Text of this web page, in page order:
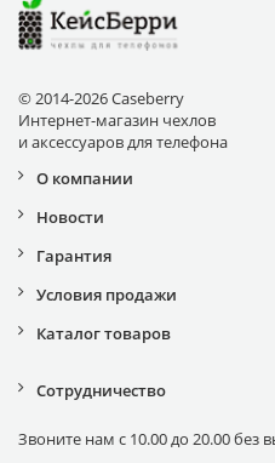
© 2014-2026 Caseberry
Интернет-магазин чехлов
и аксессуаров для телефона
О компании
Новости
Гарантия
Условия продажи
Каталог товаров
Сотрудничество
Звоните нам с 10.00 до 20.00 без